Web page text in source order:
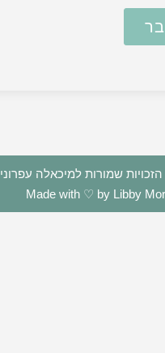
שמורות למיכאלה עפרוני
Made with ♡ by Libby Mor